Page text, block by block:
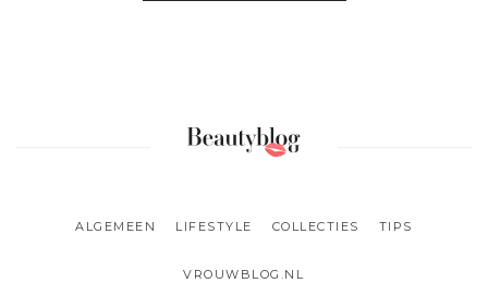
ALGEMEEN LIFESTYLE COLLECTIES TIPS
VROUWBLOG.NL